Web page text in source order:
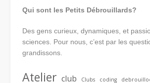
Qui sont les Petits Débrouillards?
Des gens curieux, dynamiques, et
sciences. Pour nous, c’est par les
grandissons.
Atelier club Clubs coding